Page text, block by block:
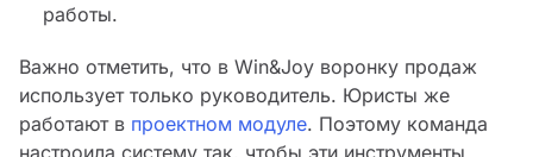
работы.
Важно отметить, что в Win&Joy воронку продаж
использует только руководитель. Юристы же
работают в проектном модуле. Поэтому команда